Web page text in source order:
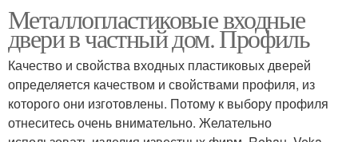
Металлопластиковые входные
двери в частный дом. Профиль
Качество и свойства входных пластиковых дверей
определяется качеством и свойствами профиля, из
которого они изготовлены. Потому к выбору профиля
отнеситесь очень внимательно. Желательно